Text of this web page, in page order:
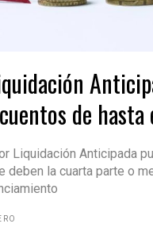
de
Liquidación Anticipada
deben la cuarta parte o